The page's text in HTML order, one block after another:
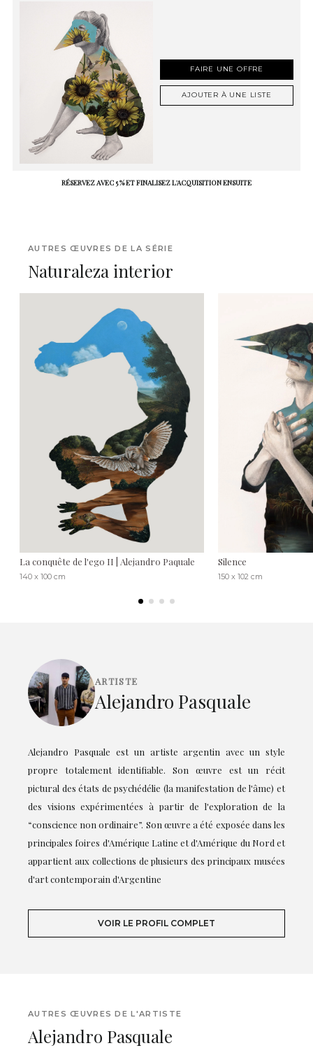
FAIRE UNE OFFRE
AJOUTER À UNE LISTE
RÉSERVEZ AVEC 5 % ET FINALISEZ L'ACQUISITION ENSUITE
AUTRES ŒUVRES DE LA SÉRIE
Naturaleza interior
La conquête de l'ego II | Alejandro Paquale
140 x 100 cm
Silence
150 x 102 cm
ARTISTE
Alejandro Pasquale
Alejandro Pasquale est un artiste argentin avec un style
propre totalement identifiable. Son œuvre est un récit
pictural des états de psychédélie (la manifestation de l'âme) et
des visions expérimentées à partir de l'exploration de la
“conscience non ordinaire”. Son œuvre a été exposée dans les
principales foires d'Amérique Latine et d'Amérique du Nord et
appartient aux collections de plusieurs des principaux musées
d'art contemporain d'Argentine
VOIR LE PROFIL COMPLET
AUTRES ŒUVRES DE L'ARTISTE
Alejandro Pasquale